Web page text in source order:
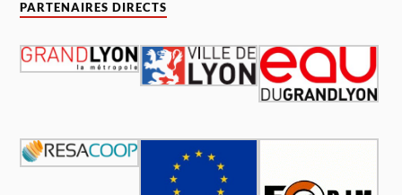
PARTENAIRES DIRECTS